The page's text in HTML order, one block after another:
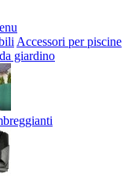
Accessori per piscine
giardino